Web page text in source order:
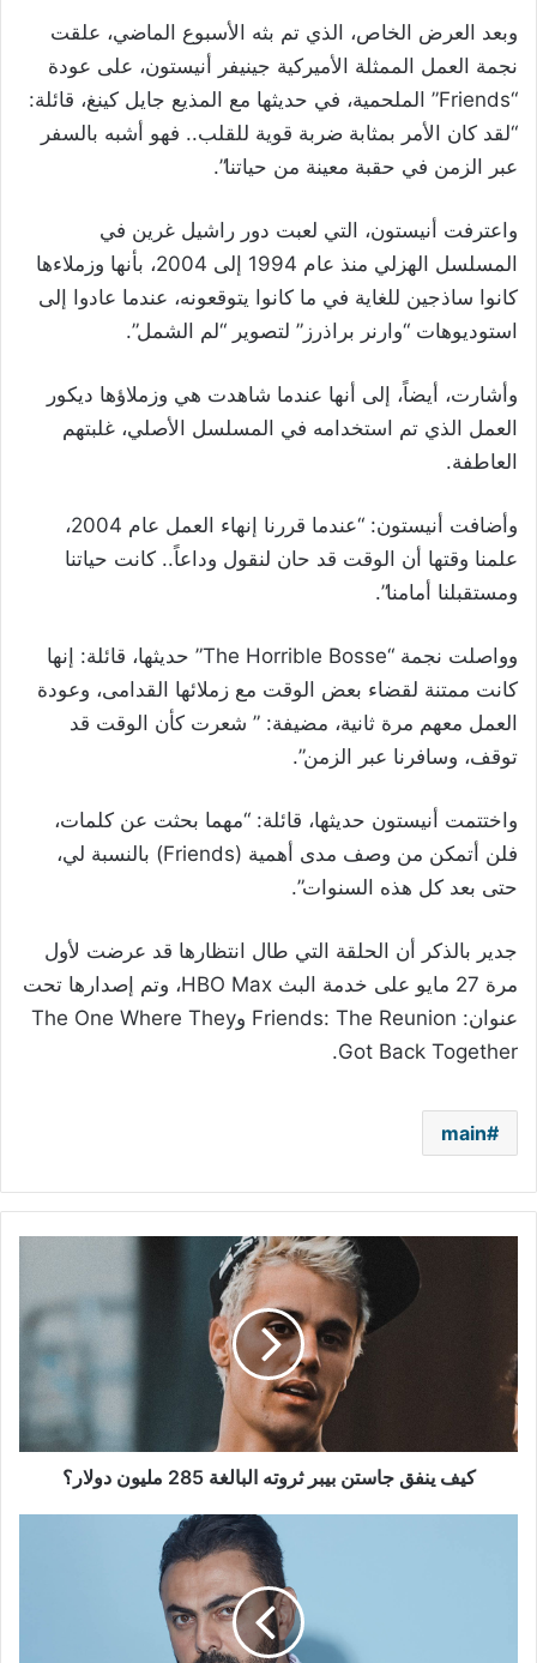
وبعد العرض الخاص، الذي تم بثه الأسبوع الماضي، علقت
نجمة العمل الممثلة الأميركية جينيفر أنيستون، على عودة
“Friends” الملحمية، في حديثها مع المذيع جايل كينغ، قائلة:
“لقد كان الأمر بمثابة ضربة قوية للقلب.. فهو أشبه بالسفر
عبر الزمن في حقبة معينة من حياتنا”.
واعترفت أنيستون، التي لعبت دور راشيل غرين في
المسلسل الهزلي منذ عام 1994 إلى 2004، بأنها وزملاءها
كانوا ساذجين للغاية في ما كانوا يتوقعونه، عندما عادوا إلى
استوديوهات “وارنر براذرز” لتصوير “لم الشمل”.
وأشارت، أيضاً، إلى أنها عندما شاهدت هي وزملاؤها ديكور
العمل الذي تم استخدامه في المسلسل الأصلي، غلبتهم
العاطفة.
وأضافت أنيستون: “عندما قررنا إنهاء العمل عام 2004،
علمنا وقتها أن الوقت قد حان لنقول وداعاً.. كانت حياتنا
ومستقبلنا أمامنا”.
وواصلت نجمة “The Horrible Bosse” حديثها، قائلة: إنها
كانت ممتنة لقضاء بعض الوقت مع زملائها القدامى، وعودة
العمل معهم مرة ثانية، مضيفة: ” شعرت كأن الوقت قد
توقف، وسافرنا عبر الزمن”.
واختتمت أنيستون حديثها، قائلة: “مهما بحثت عن كلمات،
فلن أتمكن من وصف مدى أهمية (Friends) بالنسبة لي،
حتى بعد كل هذه السنوات”.
جدير بالذكر أن الحلقة التي طال انتظارها قد عرضت لأول
مرة 27 مايو على خدمة البث HBO Max، وتم إصدارها تحت
عنوان: Friends: The Reunion وThe One Where They
Got Back Together.
main
البالغة
285
مليون
دولار؟
كيف ينفق جاستن بيبر ثروته البالغة 285 مليون دولار؟